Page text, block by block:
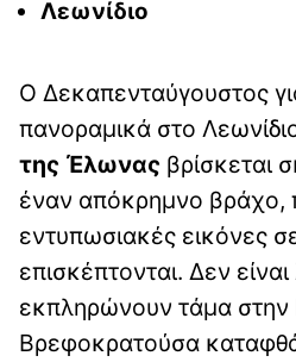
Λεωνίδιο
Ο Δεκαπενταύγουστος
πανοραμικά στο
της Έλωνας βρίσκεται
έναν απόκρημνο βράχο,
εντυπωσιακές εικόνες
επισκέπτονται. Δεν είναι
εκπληρώνουν τάμα στην
Βρεφοκρατούσα